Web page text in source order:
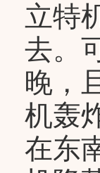
立特
去。
晚，
机轰
在东